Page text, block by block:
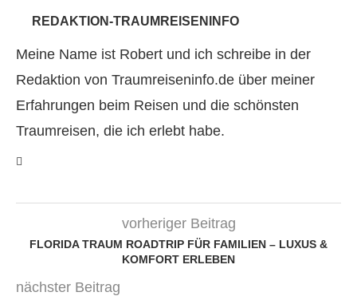
REDAKTION-TRAUMREISENINFO
Meine Name ist Robert und ich schreibe in der
Redaktion von Traumreiseninfo.de über meiner
Erfahrungen beim Reisen und die schönsten
Traumreisen, die ich erlebt habe.
vorheriger Beitrag
FLORIDA TRAUM ROADTRIP FÜR FAMILIEN – LUXUS &
KOMFORT ERLEBEN
nächster Beitrag